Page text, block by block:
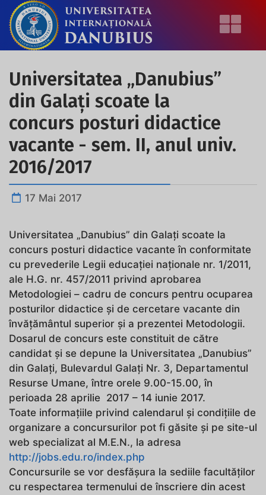
Universitatea „Danubius”
din Galaţi scoate la
concurs posturi didactice
vacante - sem. II, anul univ.
2016/2017
17 Mai 2017
Universitatea „Danubius” din Galaţi scoate la
concurs posturi didactice vacante în conformitate
cu prevederile Legii educaţiei naţionale nr. 1/2011,
ale H.G. nr. 457/2011 privind aprobarea
Metodologiei – cadru de concurs pentru ocuparea
posturilor didactice şi de cercetare vacante din
învăţământul superior şi a prezentei Metodologii.
Dosarul de concurs este constituit de către
candidat şi se depune la Universitatea „Danubius”
din Galaţi, Bulevardul Galaţi Nr. 3, Departamentul
Resurse Umane, între orele 9.00-15.00, în
perioada 28 aprilie 2017 – 14 iunie 2017.
Toate informaţiile privind calendarul şi condiţiile de
organizare a concursurilor pot fi găsite şi pe site-ul
web specializat al M.E.N., la adresa
http://jobs.edu.ro/index.php
Concursurile se vor desfăşura la sediile facultăţilor
cu respectarea termenului de înscriere din acest